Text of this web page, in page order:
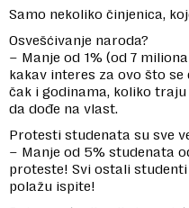
Samo nekoliko činjenica,
Osvešćivanje naroda?
– Manje od 1% (od 7
kakav interes za ovo što se
čak i godinama, koliko
da dođe na vlast.
Protesti studenata su sve
– Manje od 5% studenata
proteste! Svi ostali
polažu ispite!